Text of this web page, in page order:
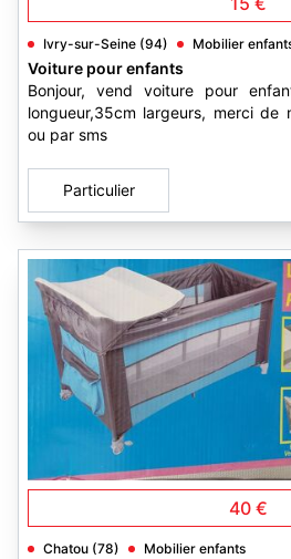
Ivry-sur-Seine (94) Mobilier
Voiture pour enfants
Bonjour, vend voiture pour
longueur,35cm largeurs, merci de
ou par sms
Particulier
40 €
Chatou (78) Mobilier enfants